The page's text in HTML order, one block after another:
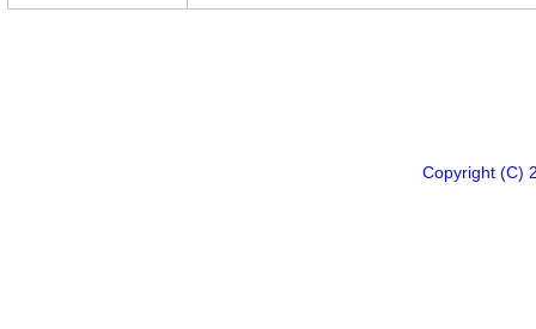
Copyright (C)